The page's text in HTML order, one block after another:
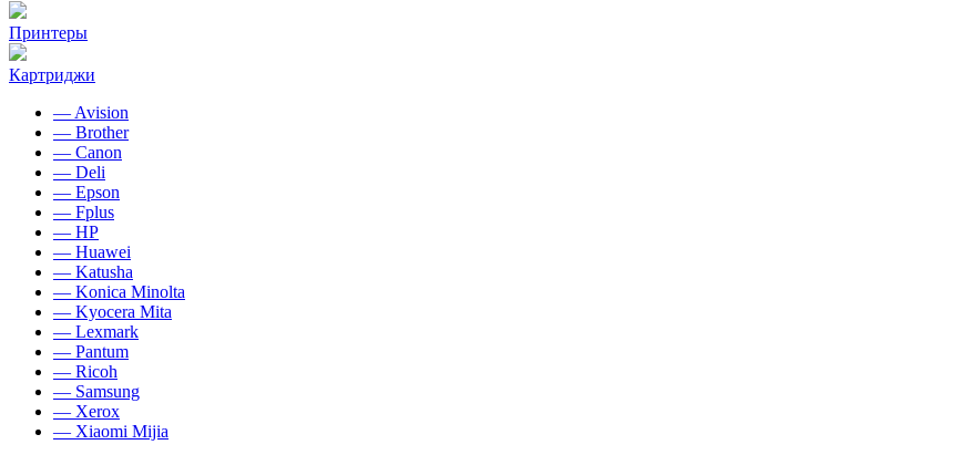
Принтеры
Картриджи
— Avision
— Brother
— Canon
— Deli
— Epson
— Fplus
— HP
— Huawei
— Katusha
— Konica Minolta
— Kyocera Mita
— Lexmark
— Pantum
— Ricoh
— Samsung
— Xerox
— Xiaomi Mijia